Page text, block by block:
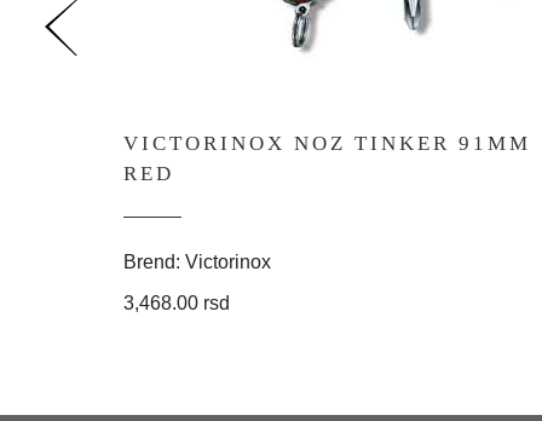
VICTORINOX NOZ TINKER 91MM
RED
Brend: Victorinox
3,468.00 rsd